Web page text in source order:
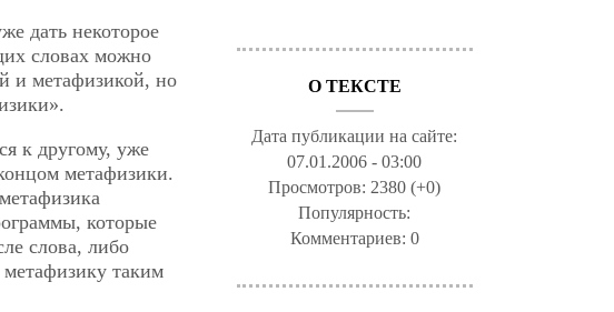
дать некоторое
словах можно
и метафизикой, но
к другому, уже
метафизики.
которые
слова, либо
таким
О ТЕКСТЕ
Дата публикации на сайте:
07.01.2006 - 03:00
Просмотров: 2380 (+0)
Популярность:
Комментариев: 0